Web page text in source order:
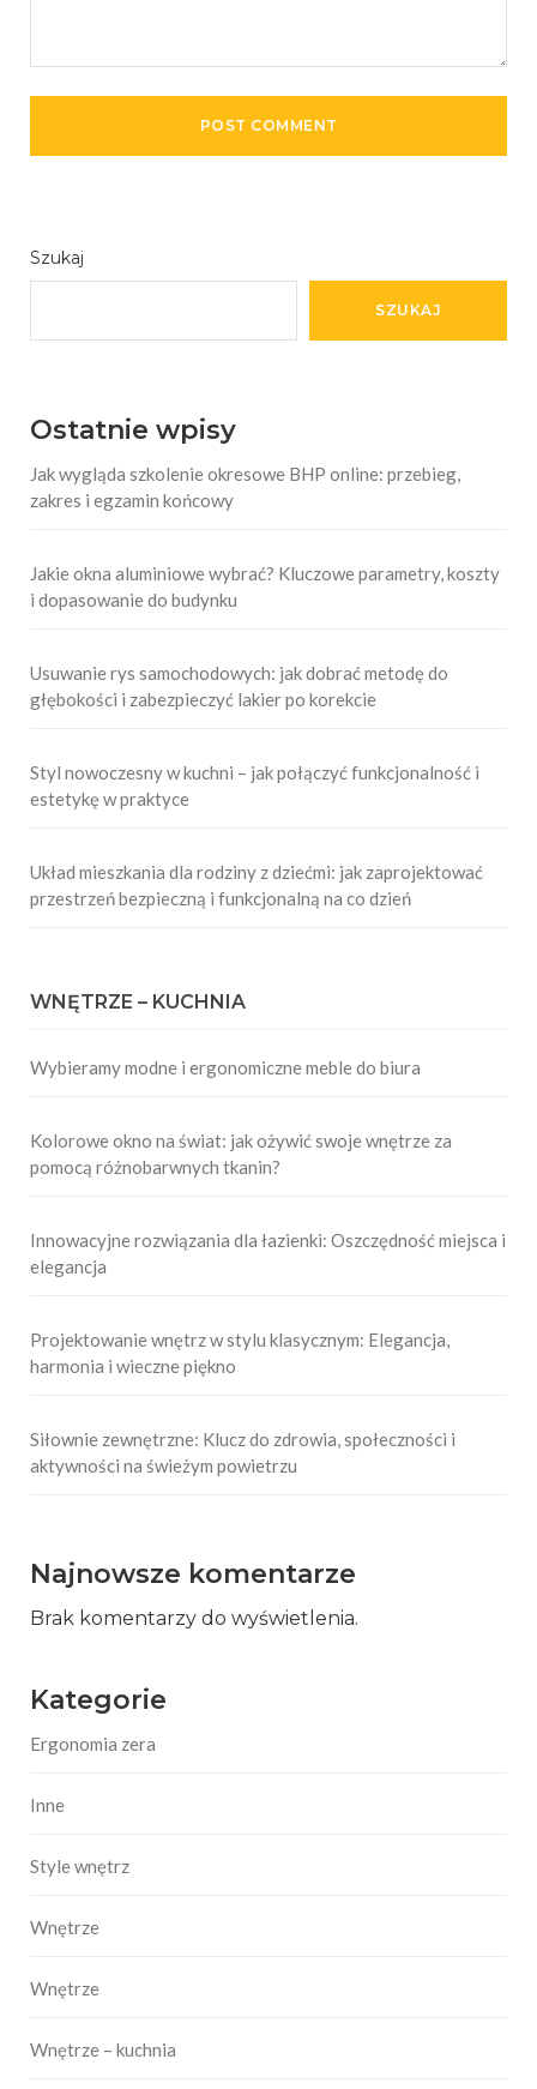
Szukaj
SZUKAJ
Ostatnie wpisy
Jak wygląda szkolenie okresowe BHP online: przebieg,
zakres i egzamin końcowy
Jakie okna aluminiowe wybrać? Kluczowe parametry, koszty
i dopasowanie do budynku
Usuwanie rys samochodowych: jak dobrać metodę do
głębokości i zabezpieczyć lakier po korekcie
Styl nowoczesny w kuchni – jak połączyć funkcjonalność i
estetykę w praktyce
Układ mieszkania dla rodziny z dziećmi: jak zaprojektować
przestrzeń bezpieczną i funkcjonalną na co dzień
WNĘTRZE – KUCHNIA
Wybieramy modne i ergonomiczne meble do biura
Kolorowe okno na świat: jak ożywić swoje wnętrze za
pomocą różnobarwnych tkanin?
Innowacyjne rozwiązania dla łazienki: Oszczędność miejsca i
elegancja
Projektowanie wnętrz w stylu klasycznym: Elegancja,
harmonia i wieczne piękno
Siłownie zewnętrzne: Klucz do zdrowia, społeczności i
aktywności na świeżym powietrzu
Najnowsze komentarze
Brak komentarzy do wyświetlenia.
Kategorie
Ergonomia zera
Inne
Style wnętrz
Wnętrze
Wnętrze
Wnętrze – kuchnia